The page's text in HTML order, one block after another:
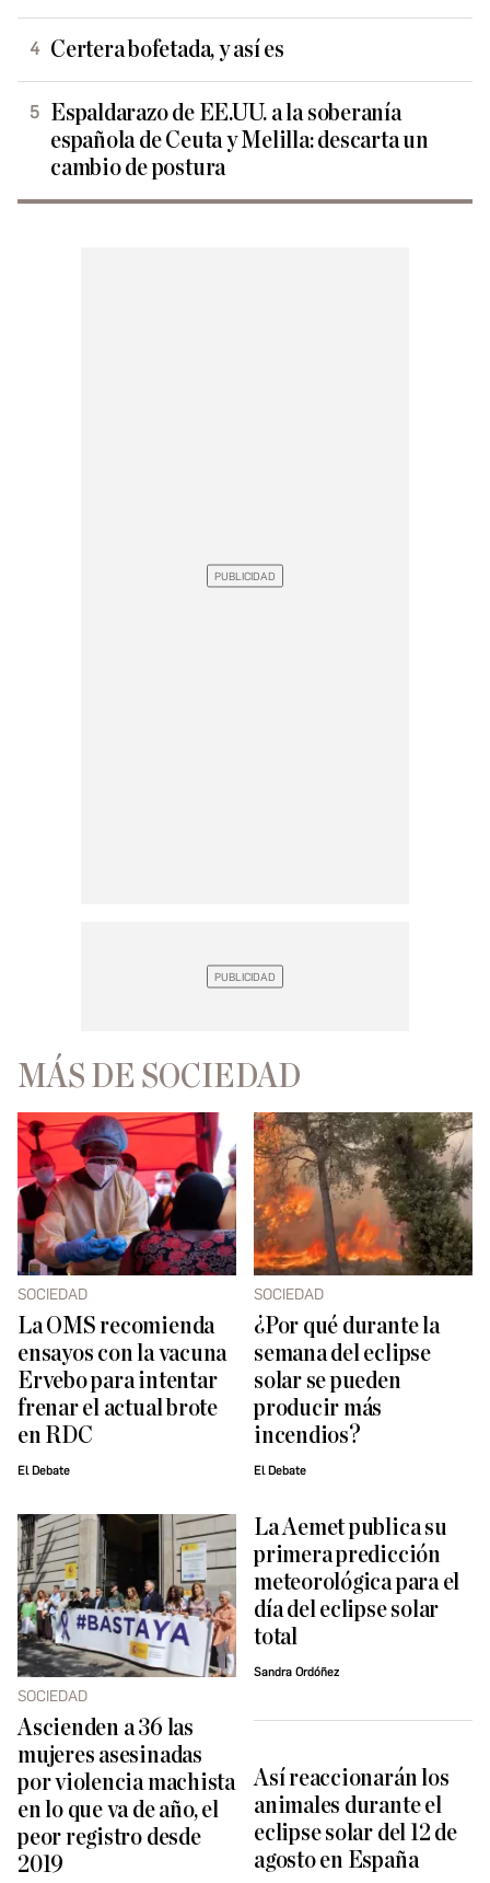
Certera bofetada, y así es
Espaldarazo de EE.UU. a la soberanía
española de Ceuta y Melilla: descarta un
cambio de postura
MÁS DE SOCIEDAD
SOCIEDAD
La OMS recomienda
ensayos con la vacuna
Ervebo para intentar
frenar el actual brote
en RDC
El Debate
SOCIEDAD
¿Por qué durante la
semana del eclipse
solar se pueden
producir más
incendios?
El Debate
SOCIEDAD
Ascienden a 36 las
mujeres asesinadas
por violencia machista
en lo que va de año, el
peor registro desde
2019
La Aemet publica su
primera predicción
meteorológica para el
día del eclipse solar
total
Sandra Ordóñez
Así reaccionarán los
animales durante el
eclipse solar del 12 de
agosto en España